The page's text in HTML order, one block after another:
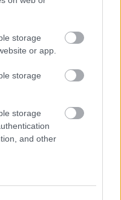
storage
or app.
storage
storage
and other